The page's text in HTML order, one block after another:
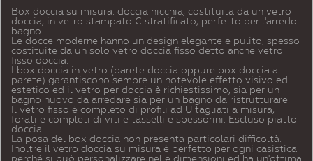
Box doccia su misura: doccia nicchia, costituita da un vetro
doccia, in vetro stampato C stratificato, perfetto per l'arredo
bagno.
Le docce moderne hanno un design elegante e pulito, spesso
costituite da un solo vetro doccia fisso detto anche vetro
fisso doccia.
I box doccia in vetro (parete doccia oppure box doccia a
parete) garantiscono sempre un notevole effetto visivo ed
estetico ed il vetro per doccia è richiestissimo, sia per un
bagno nuovo da arredare sia per un bagno da ristrutturare.
Il vetro fisso è completo di profili ad U tagliati a misura,
forati e completi di viti e tasselli e spessorini. Escluso piatto
doccia.
La posa del box doccia non presenta particolari difficoltà.
Inoltre il vetro doccia su misura è perfetto per ogni casistica
perchè si può personalizzare nelle dimensioni ed ha un'ottima